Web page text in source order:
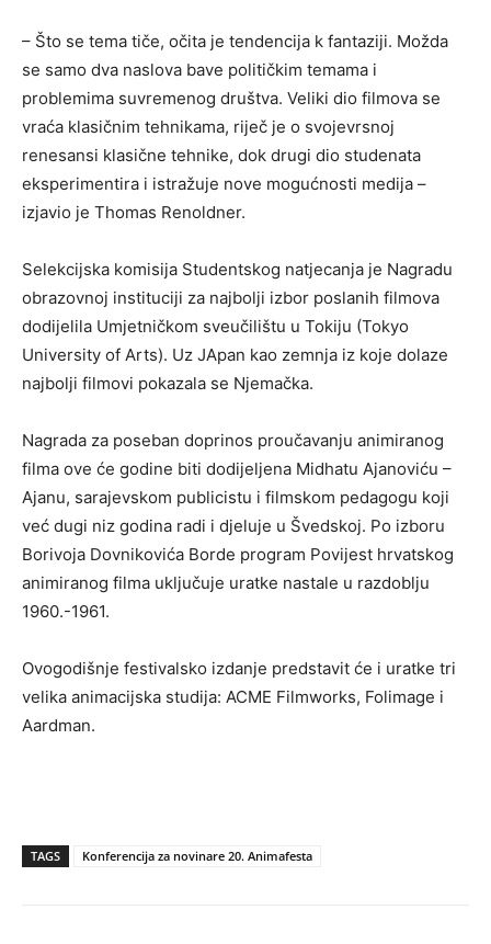
– Što se tema tiče, očita je tendencija k fantaziji. Možda
se samo dva naslova bave političkim temama i
problemima suvremenog društva. Veliki dio filmova se
vraća klasičnim tehnikama, riječ je o svojevrsnoj
renesansi klasične tehnike, dok drugi dio studenata
eksperimentira i istražuje nove mogućnosti medija –
izjavio je Thomas Renoldner.
Selekcijska komisija Studentskog natjecanja je Nagradu
obrazovnoj instituciji za najbolji izbor poslanih filmova
dodijelila Umjetničkom sveučilištu u Tokiju (Tokyo
University of Arts). Uz JApan kao zemnja iz koje dolaze
najbolji filmovi pokazala se Njemačka.
Nagrada za poseban doprinos proučavanju animiranog
filma ove će godine biti dodijeljena Midhatu Ajanoviću –
Ajanu, sarajevskom publicistu i filmskom pedagogu koji
već dugi niz godina radi i djeluje u Švedskoj. Po izboru
Borivoja Dovnikovića Borde program Povijest hrvatskog
animiranog filma uključuje uratke nastale u razdoblju
1960.-1961.
Ovogodišnje festivalsko izdanje predstavit će i uratke tri
velika animacijska studija: ACME Filmworks, Folimage i
Aardman.
TAGS Konferencija za novinare 20. Animafesta